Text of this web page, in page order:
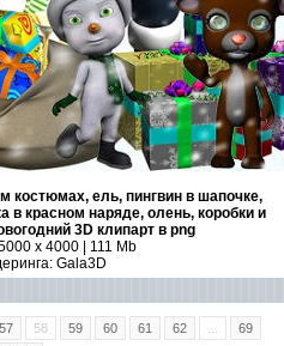
костюмах, ель, пингвин в шапочке,
в красном наряде, олень, коробки и
3D клипарт в png
x 4000 | 111 Mb
Gala3D
57 58 59 60 61 62
69